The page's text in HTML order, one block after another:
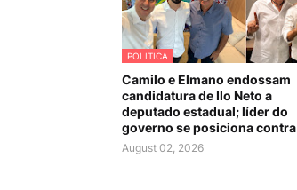
POLITICA
Camilo e Elmano endossam
candidatura de Ilo Neto a
deputado estadual; líder do
governo se posiciona contra
August 02, 2026